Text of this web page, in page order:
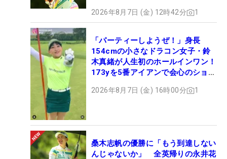
2026年8月7日 (金) 12時42分 1
「パーティーしようぜ！」身長
154cmの小さなドラコン女子・鈴
木真緒が人生初のホールインワン！
173yを5番アイアンで会心のショッ
2026年8月7日 (金) 16時00分 1
桑木志帆の優勝に「もう到達しない
んじゃないか」 全英帰りの永井花